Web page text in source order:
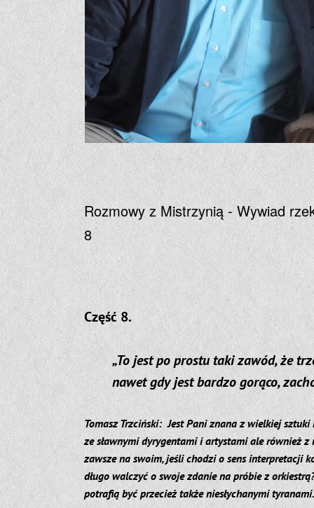
Rozmowy z Mistrzynią - Wywiad
8
Część 8.
„To jest po prostu taki zawód, że
nawet gdy jest bardzo gorąco,
Tomasz Trzciński: Jest Pani znana z wielkiej
ze sławnymi dyrygentami i artystami ale również
zawsze na swoim, jeśli chodzi o sens interpretacji
długo walczyć o swoje zdanie na próbie z
potrafią być przecież także niesłychanymi